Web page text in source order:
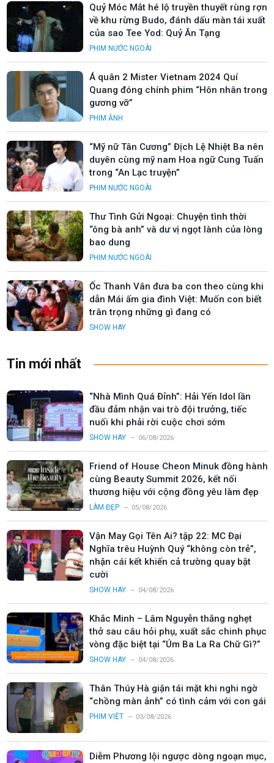
Quỷ Móc Mắt hé lộ truyền thuyết rùng rợn
về khu rừng Budo, đánh dấu màn tái xuất
của sao Tee Yod: Quỷ Ăn Tạng
PHIM NƯỚC NGOÀI
Á quân 2 Mister Vietnam 2024 Quí
Quang đóng chính phim “Hôn nhân trong
gương vỡ”
PHIM ẢNH
“Mỹ nữ Tân Cương” Địch Lệ Nhiệt Ba nên
duyên cùng mỹ nam Hoa ngữ Cung Tuấn
trong “An Lạc truyện”
PHIM NƯỚC NGOÀI
Thư Tình Gửi Ngoại: Chuyện tình thời
“ông bà anh” và dư vị ngọt lành của lòng
bao dung
PHIM NƯỚC NGOÀI
Ốc Thanh Vân đưa ba con theo cùng khi
dẫn Mái ấm gia đình Việt: Muốn con biết
trân trọng những gì đang có
SHOW HAY
Tin mới nhất
“Nhà Mình Quá Đỉnh”: Hải Yến Idol lần
đầu đảm nhận vai trò đội trưởng, tiếc
nuối khi phải rời cuộc chơi sớm
SHOW HAY 06/08/2026
Friend of House Cheon Minuk đồng hành
cùng Beauty Summit 2026, kết nối
thương hiệu với cộng đồng yêu làm đẹp
LÀM ĐẸP 05/08/2026
Vận May Gọi Tên Ai? tập 22: MC Đại
Nghĩa trêu Huỳnh Quý “không còn trẻ”,
nhận cái kết khiến cả trường quay bật
cười
SHOW HAY 04/08/2026
Khắc Minh – Lâm Nguyễn thắng nghẹt
thở sau câu hỏi phụ, xuất sắc chinh phục
vòng đặc biệt tại “Úm Ba La Ra Chữ Gì?”
SHOW HAY 04/08/2026
Thân Thúy Hà giận tái mặt khi nghi ngờ
“chồng màn ảnh” có tình cảm với con gái
PHIM VIỆT 03/08/2026
Diễm Phương lội ngược dòng ngoạn mục,